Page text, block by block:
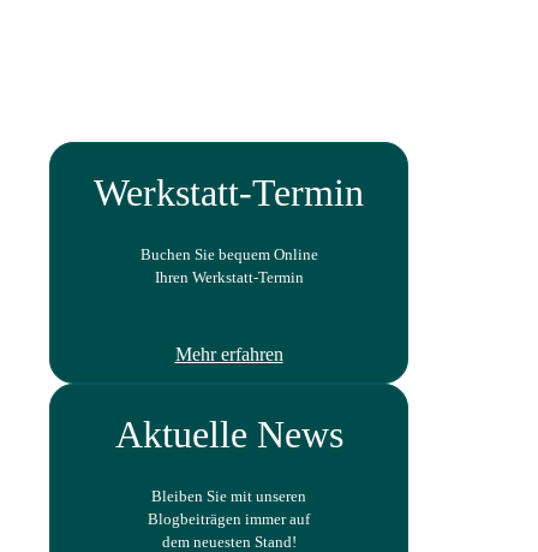
Werkstatt-Termin
Buchen Sie bequem Online
Ihren Werkstatt-Termin
Mehr erfahren
Aktuelle News
Bleiben Sie mit unseren
Blogbeiträgen immer auf
dem neuesten Stand!